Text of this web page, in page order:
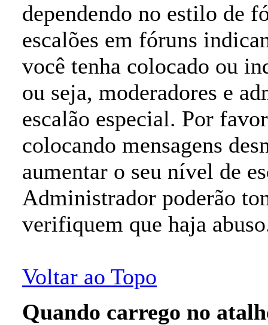
dependendo no estilo de
escalões em fóruns
você tenha colocado ou
ou seja, moderadores e
escalão especial. Por
colocando mensagens
aumentar o seu nível de
Administrador poderão
verifiquem que haja
Voltar ao Topo
Quando carrego no